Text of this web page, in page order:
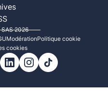
2026
ModérationPolitique cookie
cookies